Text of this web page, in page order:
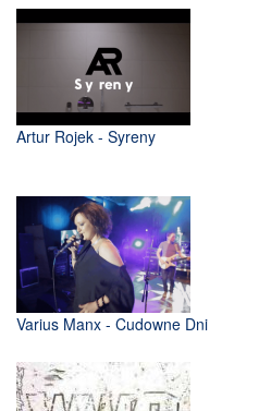
Artur Rojek - Syreny
Varius Manx - Cudowne Dni